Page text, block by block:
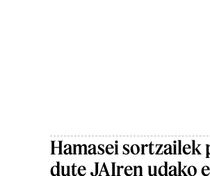
Hamasei
dute JAIren udako